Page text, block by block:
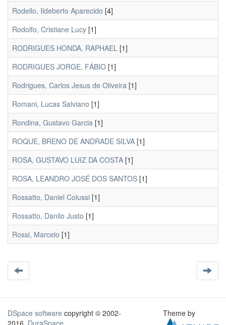
Rodello, Ildeberto Aparecido [4]
Rodolfo, Cristiane Lucy [1]
RODRIGUES HONDA, RAPHAEL [1]
RODRIGUES JORGE, FÁBIO [1]
Rodrigues, Carlos Jesus de Oliveira [1]
Romani, Lucas Salviano [1]
Rondina, Gustavo Garcia [1]
ROQUE, BRENO DE ANDRADE SILVA [1]
ROSA, GUSTAVO LUIZ DA COSTA [1]
ROSA, LEANDRO JOSÉ DOS SANTOS [1]
Rossatto, Daniel Colussi [1]
Rossatto, Danilo Justo [1]
Rossi, Marcelo [1]
DSpace software copyright © 2002-
2016 DuraSpace
Theme by